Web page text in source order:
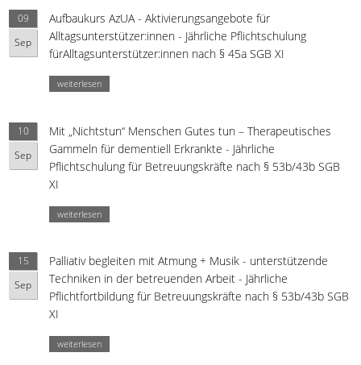
09
Sep
Aufbaukurs AzUA - Aktivierungsangebote für
Alltagsunterstützer:innen - Jährliche Pflichtschulung
fürAlltagsunterstützer:innen nach § 45a SGB XI
weiterlesen
10
Sep
Mit „Nichtstun“ Menschen Gutes tun – Therapeutisches
Gammeln für dementiell Erkrankte - Jährliche
Pflichtschulung für Betreuungskräfte nach § 53b/43b SGB
XI
weiterlesen
15
Sep
Palliativ begleiten mit Atmung + Musik - unterstützende
Techniken in der betreuenden Arbeit - Jährliche
Pflichtfortbildung für Betreuungskräfte nach § 53b/43b SGB
XI
weiterlesen